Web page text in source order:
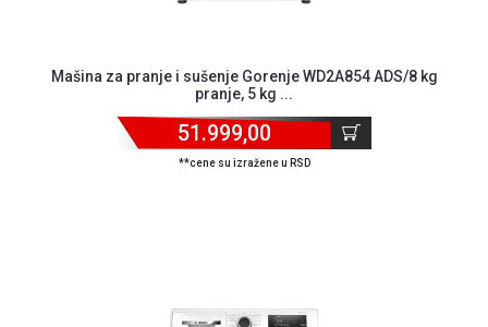
Mašina za pranje i sušenje Gorenje WD2A854 ADS/8 kg
pranje, 5 kg ...
51.999,00
**cene su izražene u RSD